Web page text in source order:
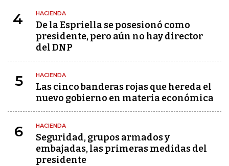
4 HACIENDA
De la Espriella se posesionó como
presidente, pero aún no hay director
del DNP
5 HACIENDA
Las cinco banderas rojas que hereda el
nuevo gobierno en materia económica
6 HACIENDA
Seguridad, grupos armados y
embajadas, las primeras medidas del
presidente